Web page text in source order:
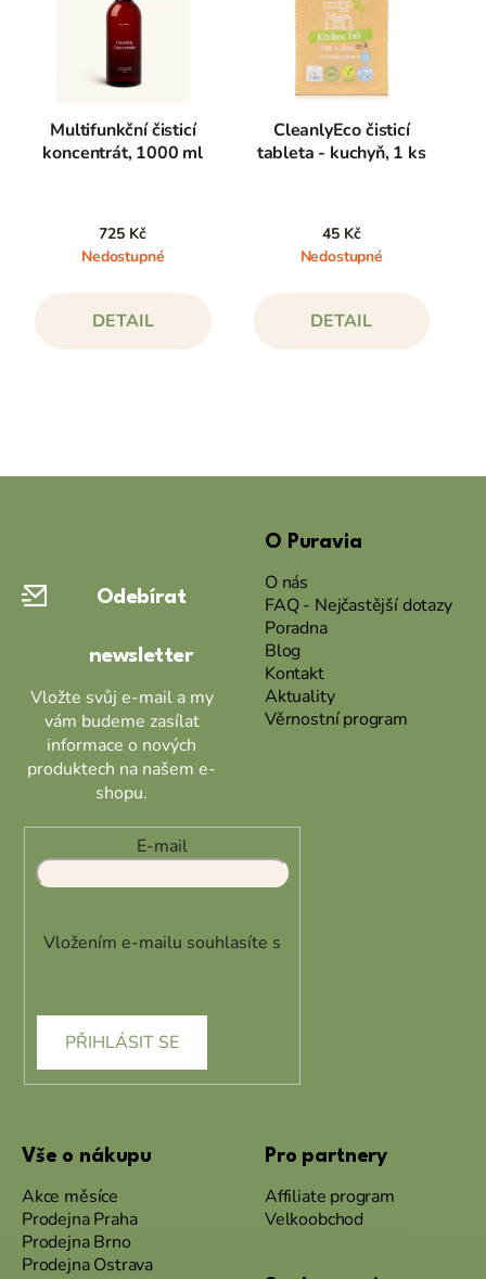
Multifunkční čisticí
koncentrát, 1000 ml
725 Kč
Nedostupné
DETAIL
CleanlyEco čisticí
tableta - kuchyň, 1 ks
45 Kč
Nedostupné
DETAIL
Odebírat
newsletter
Vložte svůj e-mail a my
vám budeme zasílat
informace o nových
produktech na našem e-
shopu.
E-mail
Vložením e-mailu souhlasíte s
PŘIHLÁSIT SE
O Puravia
O nás
FAQ - Nejčastější dotazy
Poradna
Blog
Kontakt
Aktuality
Věrnostní program
Vše o nákupu
Akce měsíce
Prodejna Praha
Prodejna Brno
Prodejna Ostrava
Pro partnery
Affiliate program
Velkoobchod